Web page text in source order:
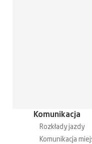
Komunikacja
Rozkłady jazdy
Komunikacja